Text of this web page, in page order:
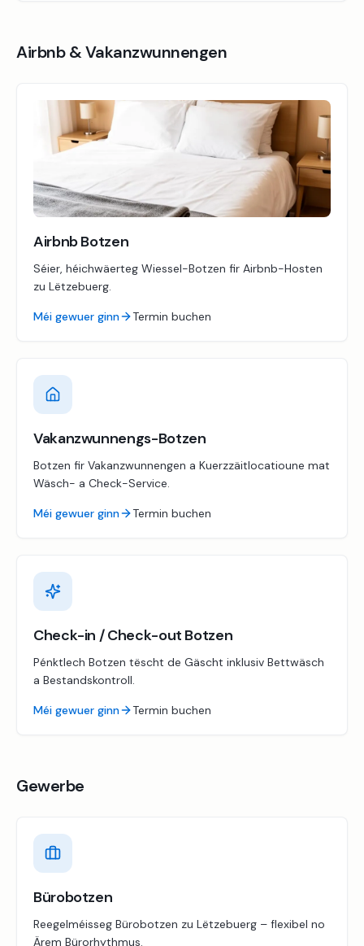
Airbnb & Vakanzwunnengen
Airbnb Botzen
Séier, héichwäerteg Wiessel-Botzen fir Airbnb-Hosten
zu Lëtzebuerg.
Méi gewuer ginn Termin buchen
Vakanzwunnengs-Botzen
Botzen fir Vakanzwunnengen a Kuerzzäitlocatioune mat
Wäsch- a Check-Service.
Méi gewuer ginn Termin buchen
Check-in / Check-out Botzen
Pénktlech Botzen tëscht de Gäscht inklusiv Bettwäsch
a Bestandskontroll.
Méi gewuer ginn Termin buchen
Gewerbe
Bürobotzen
Reegelméisseg Bürobotzen zu Lëtzebuerg – flexibel no
Ärem Bürorhythmus.